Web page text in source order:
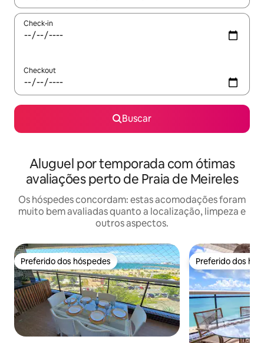
Check-in
Checkout
Buscar
Aluguel por temporada com ótimas
avaliações perto de Praia de Meireles
Os hóspedes concordam: estas acomodações foram
muito bem avaliadas quanto a localização, limpeza e
outros aspectos.
Preferido dos hóspedes
Preferido dos hóspedes Preferido dos
Preferido dos